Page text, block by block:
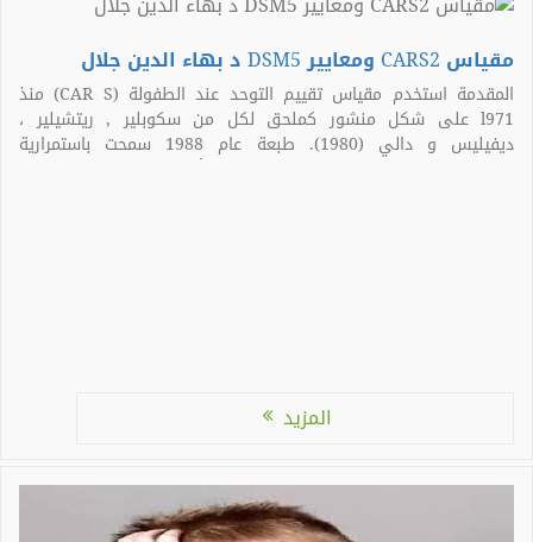
مقياس CARS2 ومعايير DSM5 د بهاء الدين جلال
المقدمة استخدم مقياس تقييم التوحد عند الطفولة (CAR S) منذ
l971 على شكل منشور كملحق لكل من سكوبلير , ريتشيلير ،
ديفيليس و دالي (1980). طبعة عام 1988 سمحت باستمرارية
الاستخدام من الإصدار الأول. ذلك وشملت أيضا تحليل بيانات إضافية،
المزيد